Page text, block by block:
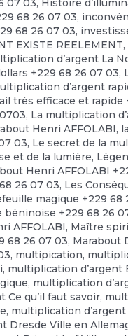
07 03, Histoire
68 26 07 03,
68 26 07 03,
EXISTE REELEMENT,
d’argent La
+229 68 26 07 03,
d’argent
très efficace et rapide
, La multiplication
Henri AFFOLABI,
03, Le secret de la
et de la lumière,
Henri AFFOLABI
26 07 03, Les
magique +229 68
béninoise +229 68 26
AFFOLABI, Maître
68 26 07 03, Marabout
, multipication,
, multiplication d’argent
, multiplication
Ce qu’il faut savoir,
, multiplication
Dresde Ville en